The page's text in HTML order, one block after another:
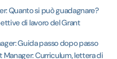
Quanto si può guadagnare?
di lavoro del Grant
Guida passo dopo passo
Manager: Curriculum, lettera di